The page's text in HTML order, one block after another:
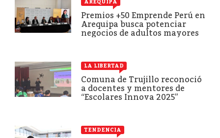
AREQUIPA
Premios +50 Emprende Perú en
Arequipa busca potenciar
negocios de adultos mayores
LA LIBERTAD
Comuna de Trujillo reconoció
a docentes y mentores de
“Escolares Innova 2025”
TENDENCIA